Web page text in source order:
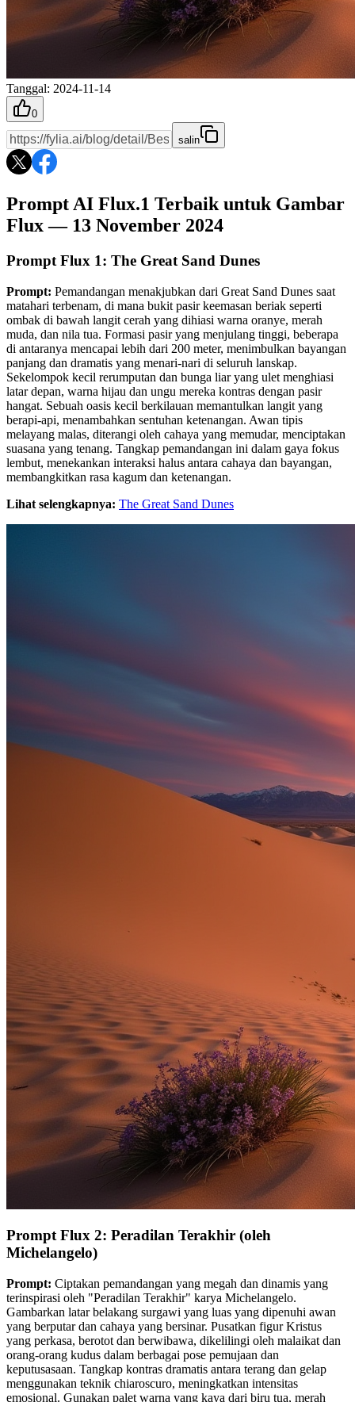
Tanggal: 2024-11-14
0
salin
Prompt AI Flux.1 Terbaik untuk Gambar
Flux — 13 November 2024
Prompt Flux 1: The Great Sand Dunes
Prompt: Pemandangan menakjubkan dari Great Sand Dunes saat
matahari terbenam, di mana bukit pasir keemasan beriak seperti
ombak di bawah langit cerah yang dihiasi warna oranye, merah
muda, dan nila tua. Formasi pasir yang menjulang tinggi, beberapa
di antaranya mencapai lebih dari 200 meter, menimbulkan bayangan
panjang dan dramatis yang menari-nari di seluruh lanskap.
Sekelompok kecil rerumputan dan bunga liar yang ulet menghiasi
latar depan, warna hijau dan ungu mereka kontras dengan pasir
hangat. Sebuah oasis kecil berkilauan memantulkan langit yang
berapi-api, menambahkan sentuhan ketenangan. Awan tipis
melayang malas, diterangi oleh cahaya yang memudar, menciptakan
suasana yang tenang. Tangkap pemandangan ini dalam gaya fokus
lembut, menekankan interaksi halus antara cahaya dan bayangan,
membangkitkan rasa kagum dan ketenangan.
Lihat selengkapnya: The Great Sand Dunes
Prompt Flux 2: Peradilan Terakhir (oleh
Michelangelo)
Prompt: Ciptakan pemandangan yang megah dan dinamis yang
terinspirasi oleh "Peradilan Terakhir" karya Michelangelo.
Gambarkan latar belakang surgawi yang luas yang dipenuhi awan
yang berputar dan cahaya yang bersinar. Pusatkan figur Kristus
yang perkasa, berotot dan berwibawa, dikelilingi oleh malaikat dan
orang-orang kudus dalam berbagai pose pemujaan dan
keputusasaan. Tangkap kontras dramatis antara terang dan gelap
menggunakan teknik chiaroscuro, meningkatkan intensitas
emosional. Gunakan palet warna yang kaya dari biru tua, merah